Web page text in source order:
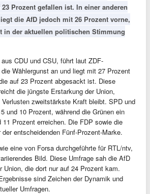
Prozent gefallen ist. In einer anderen
die AfD jedoch mit 26 Prozent vorne,
in der aktuellen politischen Stimmung
CDU und CSU, führt laut ZDF-
Wählergunst an und liegt mit 27 Prozent
auf 23 Prozent abgesackt ist. Diese
die jüngste Erstarkung der Union,
zweitstärkste Kraft bleibt. SPD und
und 10 Prozent, während die Grünen ein
11 Prozent erreichen. Die FDP sowie die
entscheidenden Fünf-Prozent-Marke.
eine von Forsa durchgeführte für RTL/ntv,
Bild. Diese Umfrage sah die AfD
Union, die dort nur auf 24 Prozent kam.
sind Zeichen der Dynamik und
Umfragen.